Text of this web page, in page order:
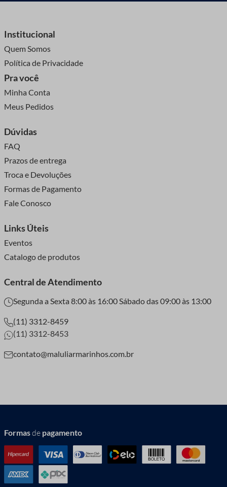
Institucional
Quem Somos
Política de Privacidade
Pra você
Minha Conta
Meus Pedidos
Dúvidas
FAQ
Prazos de entrega
Troca e Devoluções
Formas de Pagamento
Fale Conosco
Links Úteis
Eventos
Catalogo de produtos
Central de Atendimento
Segunda a Sexta 8:00 às 16:00 Sábado das 09:00 às 13:00
(11) 3312-8459
(11) 3312-8453
contato@maluliarmarinhos.com.br
Formasde pagamento